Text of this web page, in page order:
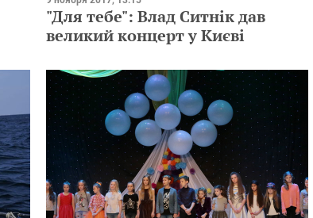
"Для тебе": Влад Ситнік дав
великий концерт у Києві